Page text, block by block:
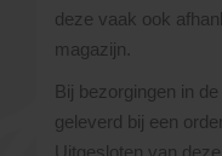
deze vaak ook
magazijn.
Bij bezorgingen in
geleverd bij een
Uitgesloten van